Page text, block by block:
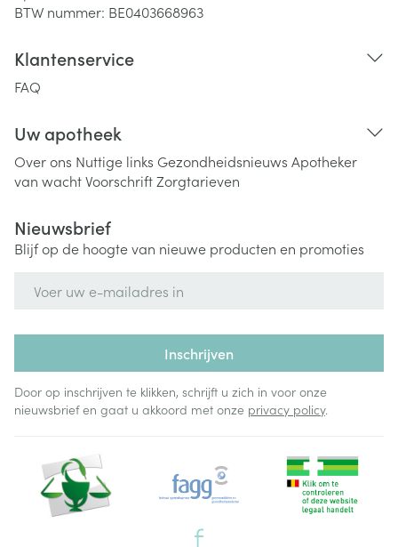
BTW nummer: BE0403668963
Klantenservice
FAQ
Uw apotheek
Over ons Nuttige links Gezondheidsnieuws Apotheker
van wachtVoorschriftZorgtarieven
Nieuwsbrief
Blijf op de hoogte van nieuwe producten en promoties
Inschrijven
Door op inschrijven te klikken, schrijft u zich in voor onze
nieuwsbrief en gaat u akkoord met onze privacy policy.